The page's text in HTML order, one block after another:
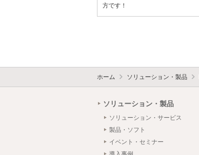
方です！
ホーム ソリューション・製品
ソリューション・製品
ソリューション・サービス
製品・ソフト
イベント・セミナー